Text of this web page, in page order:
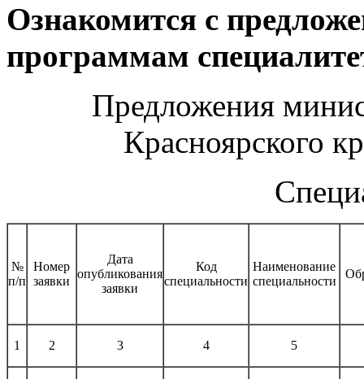
Ознакомится с
программам
Предложения
Красноярского
№
п/п
Номер
заявки
Дата
опубликования
заявки
Код
специальности
Наименование
специальности
1 2 3 4 5